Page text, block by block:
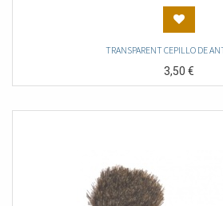
TRANSPARENT CEPILLO DE
3,50€